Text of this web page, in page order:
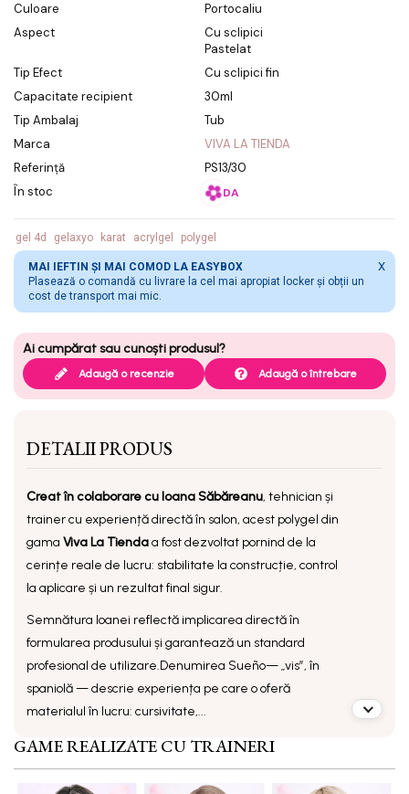
Culoare
Portocaliu
Aspect
Cu sclipici
Pastelat
Tip Efect
Cu sclipici fin
Capacitate recipient
30ml
Tip Ambalaj
Tub
Marca
VIVA LA TIENDA
Referință
PS13/30
În stoc
DA
gel 4d gelaxyo karat acrylgel polygel
MAI IEFTIN ȘI MAI COMOD LA EASYBOX
Plasează o comandă cu livrare la cel mai apropiat locker și obții un
cost de transport mai mic.
X
Adaugă o recenzie Adaugă o întrebare
DETALII PRODUS
Creat în colaborare cu Ioana Săbăreanu, tehnician și
trainer cu experiență directă în salon, acest polygel din
gama Viva La Tiendaa fost dezvoltat pornind de la
cerințe reale de lucru: stabilitate la construcție, control
la aplicare și un rezultat final sigur.
Semnătura Ioanei reflectă implicarea directă în
formularea produsului și garantează un standard
profesional de utilizare.Denumirea Sueño— „vis”, în
spaniolă — descrie experiența pe care o oferă
materialul în lucru: cursivitate,...
GAME REALIZATE CU TRAINERI